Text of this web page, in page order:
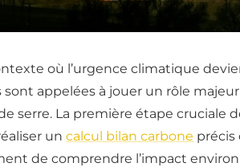
où l’urgence climatique
appelées à jouer un rôle
serre. La première étape
un calcul bilan carbone précis
de comprendre l’impact